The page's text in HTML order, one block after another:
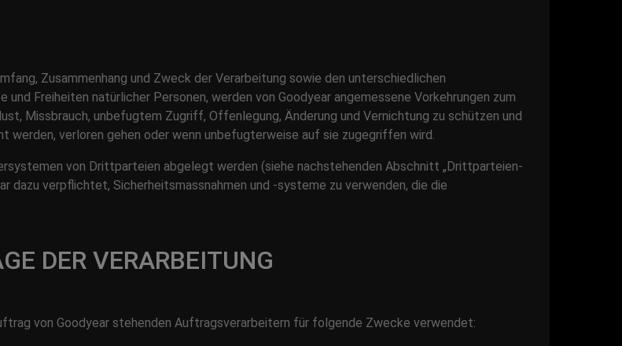
Zusammenhang und Zweck der Verarbeitung sowie den unterschiedlichen
Freiheiten natürlicher Personen, werden von Goodyear angemessene Vorkehrungen zum
Missbrauch, unbefugtem Zugriff, Offenlegung, Änderung und Vernichtung zu schützen und
werden, verloren gehen oder wenn unbefugterweise auf sie zugegriffen wird.
von Drittparteien abgelegt werden (siehe nachstehenden Abschnitt „Drittparteien-
dazu verpflichtet, Sicherheitsmassnahmen und -systeme zu verwenden, die die
DER VERARBEITUNG
von Goodyear stehenden Auftragsverarbeitern für folgende Zwecke verwendet: